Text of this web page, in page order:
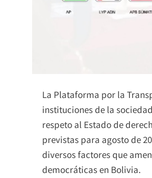
La Plataforma por la
instituciones de la
respeto al Estado de
previstas para agosto de
diversos factores que
democráticas en Bolivia.